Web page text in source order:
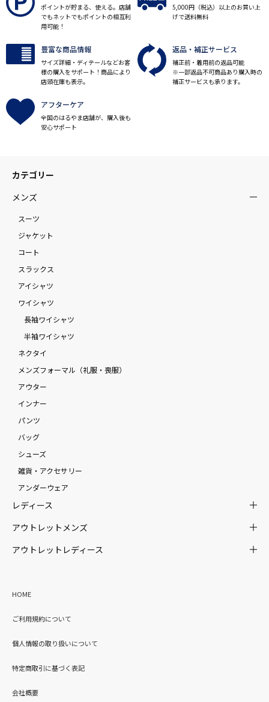
ポイントが貯まる、使える。店舗
でもネットでもポイントの相互利
用可能！
5,000円（税込）以上のお買い上
げで送料無料
豊富な商品情報
サイズ詳細・ディテールなどお客
様の購入をサポート！商品により
店頭在庫も表示。
返品・補正サービス
補正前・着用前の返品可能
※一部返品不可商品あり購入時の
補正サービスも承ります。
アフターケア
全国のはるやま店舗が、購入後も
安心サポート
カテゴリー
メンズ
スーツ
ジャケット
コート
スラックス
アイシャツ
ワイシャツ
長袖ワイシャツ
半袖ワイシャツ
ネクタイ
メンズフォーマル（礼服・喪服）
アウター
インナー
パンツ
バッグ
シューズ
雑貨・アクセサリー
アンダーウェア
レディース
アウトレットメンズ
アウトレットレディース
HOME
ご利用規約について
個人情報の取り扱いについて
特定商取引に基づく表記
会社概要